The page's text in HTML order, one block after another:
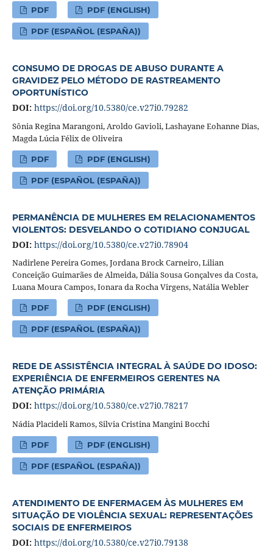
PDF PDF (ENGLISH)
PDF (ESPAÑOL (ESPAÑA))
CONSUMO DE DROGAS DE ABUSO DURANTE A
GRAVIDEZ PELO MÉTODO DE RASTREAMENTO
OPORTUNÍSTICO
DOI: https://doi.org/10.5380/ce.v27i0.79282
Sônia Regina Marangoni, Aroldo Gavioli, Lashayane Eohanne Dias,
Magda Lúcia Félix de Oliveira
PDF PDF (ENGLISH)
PDF (ESPAÑOL (ESPAÑA))
PERMANÊNCIA DE MULHERES EM RELACIONAMENTOS
VIOLENTOS: DESVELANDO O COTIDIANO CONJUGAL
DOI: https://doi.org/10.5380/ce.v27i0.78904
Nadirlene Pereira Gomes, Jordana Brock Carneiro, Lilian
Conceição Guimarães de Almeida, Dália Sousa Gonçalves da Costa,
Luana Moura Campos, Ionara da Rocha Virgens, Natália Webler
PDF PDF (ENGLISH)
PDF (ESPAÑOL (ESPAÑA))
REDE DE ASSISTÊNCIA INTEGRAL À SAÚDE DO IDOSO:
EXPERIÊNCIA DE ENFERMEIROS GERENTES NA
ATENÇÃO PRIMÁRIA
DOI: https://doi.org/10.5380/ce.v27i0.78217
Nádia Placideli Ramos, Silvia Cristina Mangini Bocchi
PDF PDF (ENGLISH)
PDF (ESPAÑOL (ESPAÑA))
ATENDIMENTO DE ENFERMAGEM ÀS MULHERES EM
SITUAÇÃO DE VIOLÊNCIA SEXUAL: REPRESENTAÇÕES
SOCIAIS DE ENFERMEIROS
DOI: https://doi.org/10.5380/ce.v27i0.79138